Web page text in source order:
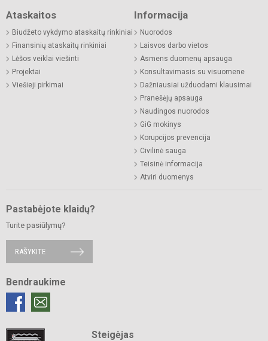
Ataskaitos
Biudžeto vykdymo ataskaitų rinkiniai
Finansinių ataskaitų rinkiniai
Lėšos veiklai viešinti
Projektai
Viešieji pirkimai
Informacija
Nuorodos
Laisvos darbo vietos
Asmens duomenų apsauga
Konsultavimasis su visuomene
Dažniausiai užduodami klausimai
Pranešėjų apsauga
Naudingos nuorodos
GiG mokinys
Korupcijos prevencija
Civilinė sauga
Teisinė informacija
Atviri duomenys
Pastabėjote klaidų?
Turite pasiūlymų?
RAŠYKITE
Bendraukime
Steigėjas